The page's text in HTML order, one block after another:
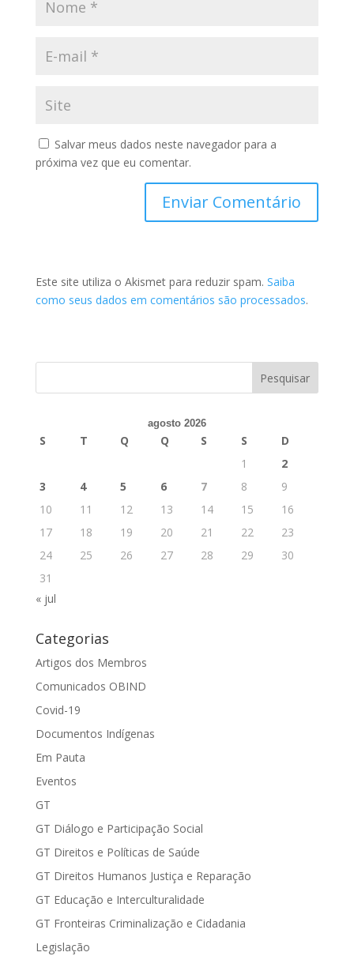
Salvar meus dados neste navegador para a
próxima vez que eu comentar.
Este site utiliza o Akismet para reduzir spam. Saiba
como seus dados em comentários são processados.
agosto 2026
S T Q Q S S
D
1
2
3
4 5 6 7 8
9
10
11 12 13 14 15
16
17
18 19 20 21 22
23
24
25 26 27 28 29
30
31
« jul
Categorias
Artigos dos Membros
Comunicados OBIND
Covid-19
Documentos Indígenas
Em Pauta
Eventos
GT
GT Diálogo e Participação Social
GT Direitos e Políticas de Saúde
GT Direitos Humanos Justiça e Reparação
GT Educação e Interculturalidade
GT Fronteiras Criminalização e Cidadania
Legislação